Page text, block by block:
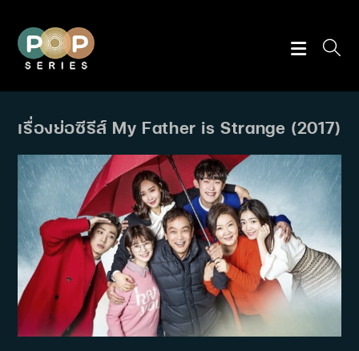
content
เรื่องย่อซีรีส์ My Father is Strange (2017)